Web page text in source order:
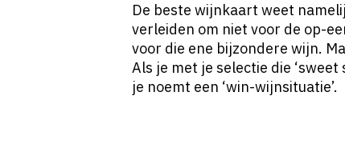
De beste wijnkaart weet
verleiden om niet voor de op-
voor die ene bijzondere wijn.
Als je met je selectie die
je noemt een ‘win-wijnsituatie’.